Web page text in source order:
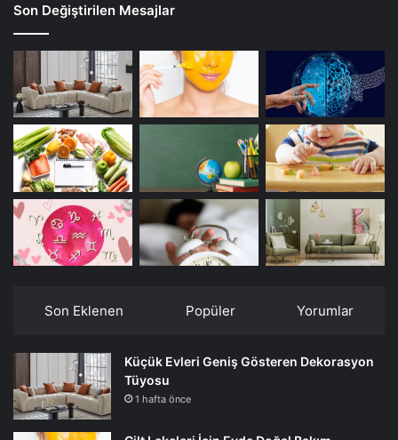
Son Değiştirilen Mesajlar
Son Eklenen Popüler Yorumlar
Küçük Evleri Geniş Gösteren Dekorasyon
Tüyosu
1 hafta önce